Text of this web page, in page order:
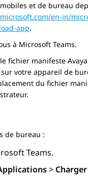
et de bureau
en-in/
app.
à Microsoft Teams.
fichier manifeste
sur votre appareil de
du fichier
de bureau :
Teams.
>